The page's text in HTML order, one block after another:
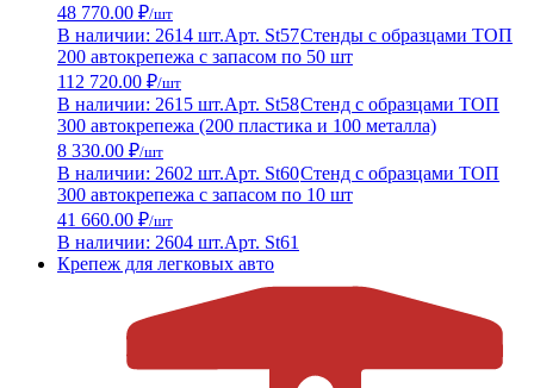
48 770.00 ₽/шт
В наличии: 2614 шт.Арт. St57Стенды с образцами ТОП
200 автокрепежа с запасом по 50 шт
112 720.00 ₽/шт
В наличии: 2615 шт.Арт. St58Стенд с образцами ТОП
300 автокрепежа (200 пластика и 100 металла)
8 330.00 ₽/шт
В наличии: 2602 шт.Арт. St60Стенд с образцами ТОП
300 автокрепежа с запасом по 10 шт
41 660.00 ₽/шт
В наличии: 2604 шт.Арт. St61
Крепеж для легковых авто